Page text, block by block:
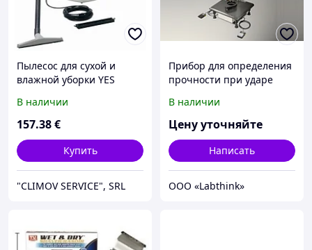
Пылесос для сухой и
влажной уборки YES
В наличии
157.38€
Купить
"CLIMOV SERVICE", SRL
Прибор для определения
прочности при ударе
В наличии
Цену уточняйте
Написать
ООО «Labthink»